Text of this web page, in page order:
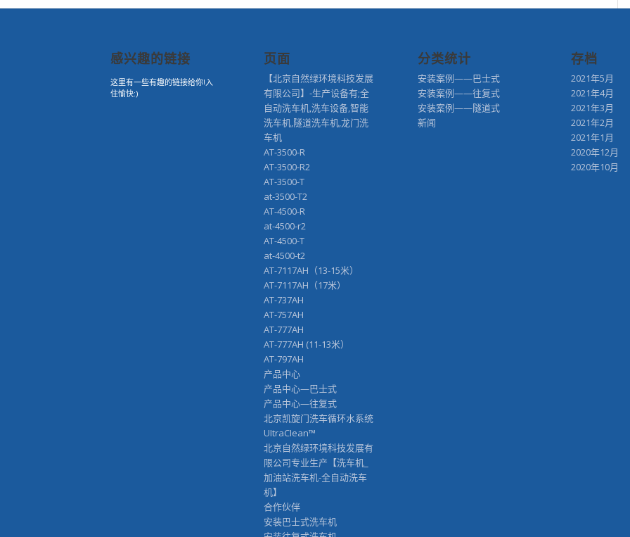
感兴趣的链接
这里有一些有趣的链接给你!入
住愉快:)
页面
【北京自然绿环境科技发展
有限公司】-生产设备有;全
自动洗车机,洗车设备,智能
洗车机,隧道洗车机,龙门洗
车机
AT-3500-R
AT-3500-R2
AT-3500-T
at-3500-T2
AT-4500-R
at-4500-r2
AT-4500-T
at-4500-t2
AT-7117AH（13-15米）
AT-7117AH（17米）
AT-737AH
AT-757AH
AT-777AH
AT-777AH (11-13米）
AT-797AH
产品中心
产品中心—巴士式
产品中心—往复式
北京凯旋门洗车循环水系统
UItraCIean™
北京自然绿环境科技发展有
限公司专业生产【洗车机_
加油站洗车机-全自动洗车
机】
合作伙伴
安装巴士式洗车机
分类统计
安装案例——巴士式
安装案例——往复式
安装案例——隧道式
新闻
存档
2021年5月
2021年4月
2021年3月
2021年2月
2021年1月
2020年12月
2020年10月